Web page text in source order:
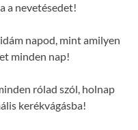
a nevetésedet!
napod, mint amilyen
minden nap!
rólad szól, holnap
kerékvágásba!